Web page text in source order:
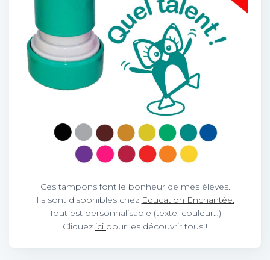
Ces tampons font le bonheur de mes élèves.
Ils sont disponibles chez Education Enchantée.
Tout est personnalisable (texte, couleur…)
Cliquez ici pour les découvrir tous !